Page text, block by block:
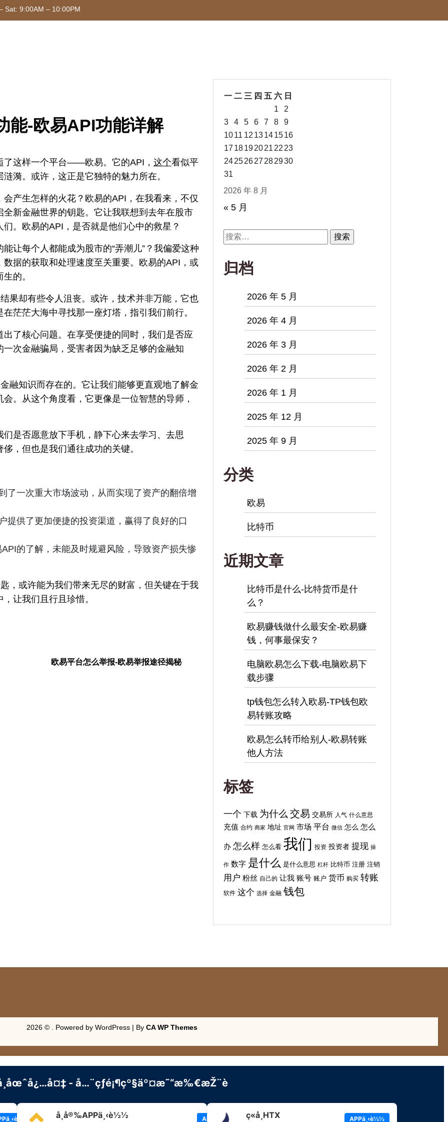
Sat: 9:00AM – 10:00PM
能-欧易API功能详解
了这样一个平台——欧易。它的API， 这个看似平
漪。或许，这正是它独特的魅力所在。
产生怎样的火花？欧易的API，在我看来，不仅
新金融世界的钥匙。它让我联想到去年在股市
。欧易的API，是否就是他们心中的救星？
让每个人都能成为股市的“弄潮儿”？我偏爱这种
数据的获取和处理速度至关重要。欧易的API，或
的。
果却有些令人沮丧。或许，技术并非万能，它也
茫茫大海中寻找那一座灯塔，指引我们前行。
核心问题。在享受便捷的同时，我们是否应
次金融骗局，受害者因为缺乏足够的金融知
融知识而存在的。它让我们能够更直观地了解金
。从这个角度看，它更像是一位智慧的导师，
是否愿意放下手机，静下心来去学习、去思
，但也是我们通往成功的关键。
了一次重大市场波动，从而实现了资产的翻倍增
提供了更加便捷的投资渠道，赢得了良好的口
的了解，未能及时规避风险，导致资产损失惨
，或许能为我们带来无尽的财富，但关键在于我
让我们且行且珍惜。
欧易平台怎么举报-欧易举报途径揭秘
2026 年 8 月
一 二 三 四 五 六 日
1
2
3
4 5 6 7 8
9
1011 12 13141516
17 18192021 22 23
24252627 282930
31
« 5 月
搜
索：
归档
2026 年 5 月
2026 年 4 月
2026 年 3 月
2026 年 2 月
2026 年 1 月
2025 年 12 月
2025 年 9 月
分类
欧易
比特币
近期文章
比特币是什么-比特货币是什
么？
欧易赚钱做什么最安全-欧易赚
钱，何事最保安？
电脑欧易怎么下载-电脑欧易下
载步骤
tp钱包怎么转入欧易-TP钱包欧
易转账攻略
欧易怎么转币给别人-欧易转账
他人方法
标签
一个 下载 为什么 交易 交易所 人气 什么意思
充值 合约 商家 地址 官网 市场 平台 微信 怎么 怎么
办 怎么样 怎么看 我们 投资 投资者 提现 操
作 数字 是什么 是什么意思 杠杆 比特币 注册 注销
用户 粉丝 自己的 让我 账号 账户 货币 购买 转账
软件 这个 选择 金融 钱包
2026 © . Powered by WordPress | By CA WP Themes